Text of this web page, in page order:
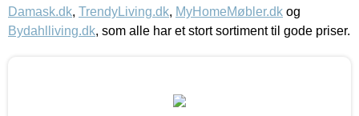
Damask.dk, TrendyLiving.dk, MyHomeMøbler.dk og
Bydahlliving.dk, som alle har et stort sortiment til gode priser.